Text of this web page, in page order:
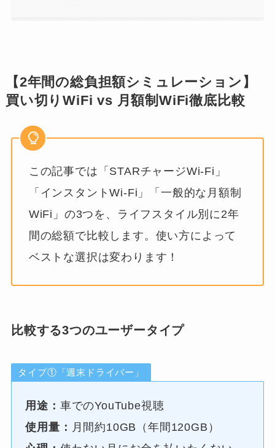
【2年間の総負担額シミュレーション】
買い切りWiFi vs 月額制WiFi徹底比較
この記事では「STARチャージWi-Fi」
「インスタントWi-Fi」「一般的な月額制
WiFi」の3つを、ライフスタイル別に2年
間の総額で比較します。使い方によって
ベストな選択は変わります！
比較する3つのユーザータイプ
タイプ①「週末ドライバー」
用途： 車でのYouTube視聴
使用量： 月間約10GB（年間120GB）